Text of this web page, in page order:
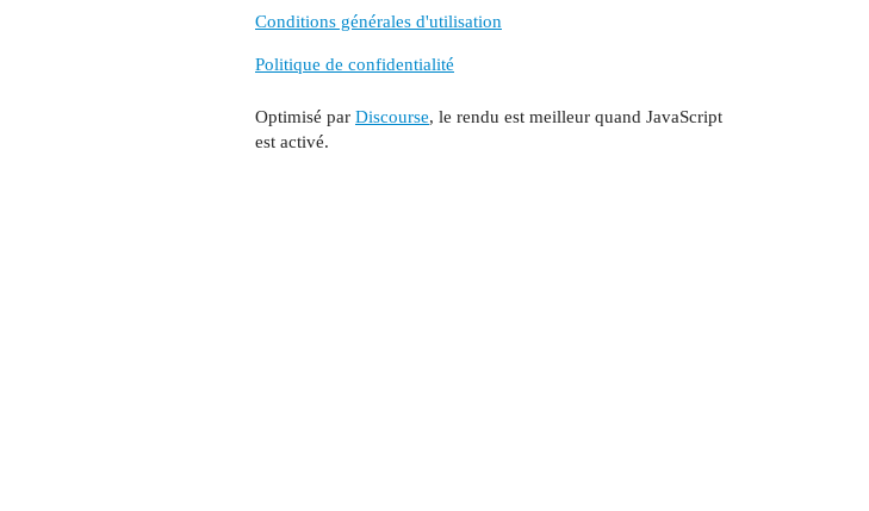
Conditions générales d'utilisation
Politique de confidentialité
Optimisé par Discourse, le rendu est meilleur quand JavaScript
est activé.